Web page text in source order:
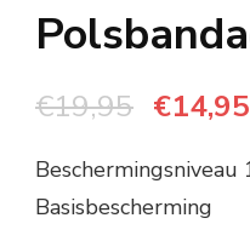
€19,95
was:
€19,95.
€14,95
Beschermingsniveau
Basisbescherming